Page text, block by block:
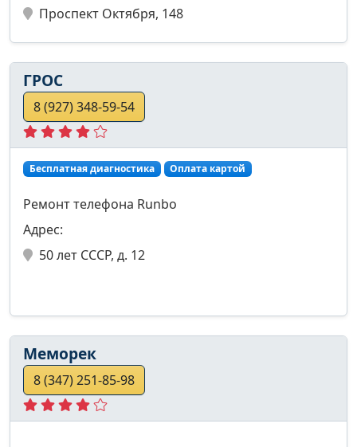
Проспект Октября, 148
ГРОС
8 (927) 348-59-54
Бесплатная диагностика Оплата картой
Ремонт телефона Runbo
Адрес:
50 лет СССР, д. 12
Меморек
8 (347) 251-85-98